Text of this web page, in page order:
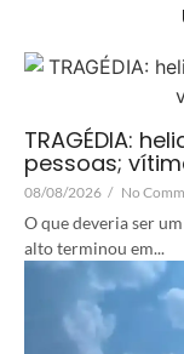
TRAGÉDIA:
pessoas;
08/08/2026 / No
O que deveria ser
alto terminou em...